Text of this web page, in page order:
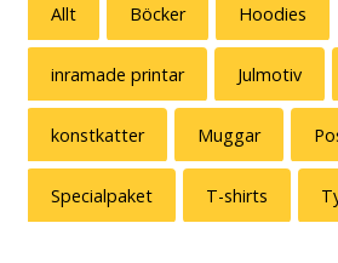
Allt Böcker Hoodies
inramade printar Julmotiv
konstkatter Muggar
Specialpaket T-shirts